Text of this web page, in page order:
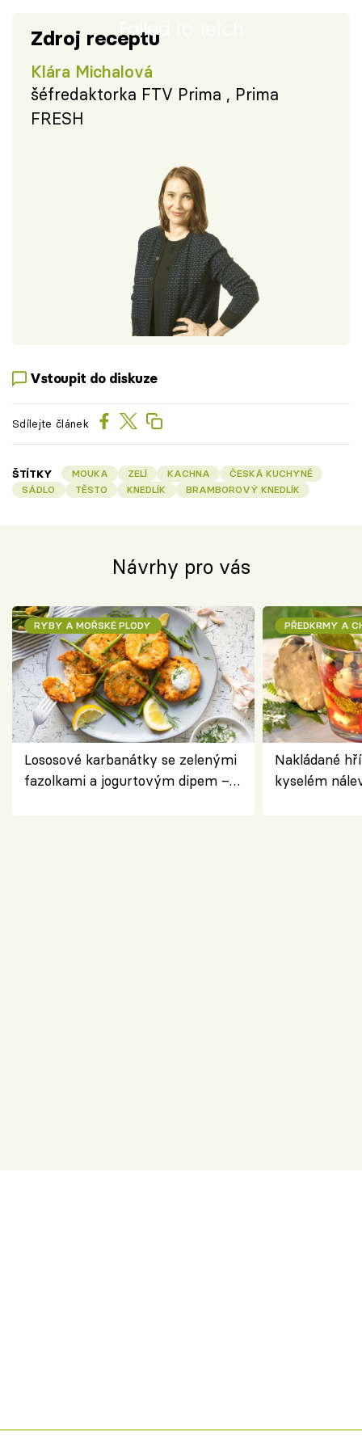
Failed to fetch
Zdroj receptu
Klára Michalová
šéfredaktorka FTV Prima , Prima
FRESH
Vstoupit do diskuze
Sdílejte článek
ŠTÍTKY MOUKA ZELÍ KACHNA
ČESKÁ KUCHYNĚ
SÁDLO
TĚSTO KNEDLÍK BRAMBOROVÝ KNEDLÍK
Návrhy pro vás
RYBY A MOŘSKÉ PLODY
Lososové karbanátky se zelenými
fazolkami a jogurtovým dipem –
PŘEDKRMY A
Nakládané
kyselém